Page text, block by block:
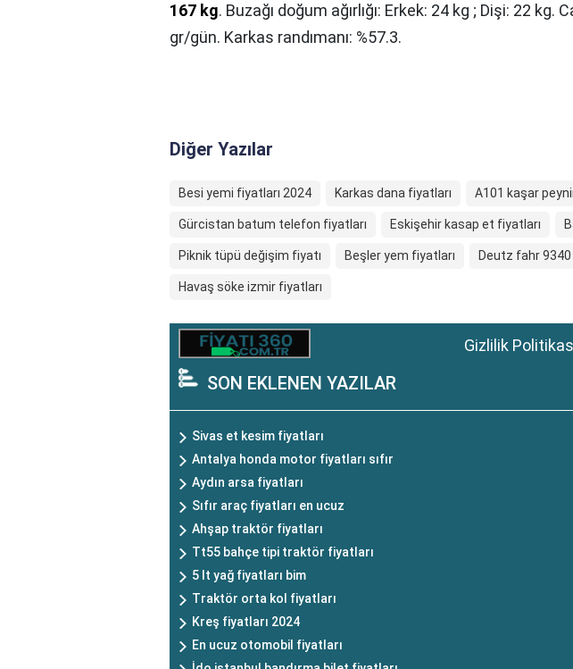
167 kg. Buzağı doğum ağırlığı: Erkek: 24 kg ; Dişi: 22 kg.
gr/gün. Karkas randımanı: %57.3.
Diğer Yazılar
Besi yemi fiyatları 2024 Karkas dana fiyatları A101 kaşar
Gürcistan batum telefon fiyatları Eskişehir kasap et fiyatları
Piknik tüpü değişim fiyatı Beşler yem fiyatları Deutz fahr
Havaş söke izmir fiyatları
Gizlilik
SON EKLENEN YAZILAR
Sivas et kesim fiyatları
Antalya honda motor fiyatları sıfır
Aydın arsa fiyatları
Sıfır araç fiyatları en ucuz
Ahşap traktör fiyatları
Tt55 bahçe tipi traktör fiyatları
5 lt yağ fiyatları bim
Traktör orta kol fiyatları
Kreş fiyatları 2024
En ucuz otomobil fiyatları